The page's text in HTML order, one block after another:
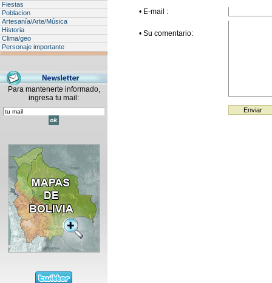
Fiestas
Poblacion
Artesanía/Arte/Música
Historia
Clima/geo
Personaje importante
Para mantenerte informado,
ingresa tu mail:
• E-mail :
• Su comentario: